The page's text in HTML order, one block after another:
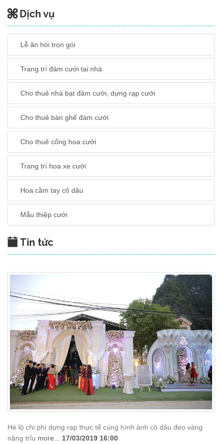
Dịch vụ
Lễ ăn hỏi trọn gói
Trang trí đám cưới tại nhà
Cho thuê nhà bạt đám cưới, dựng rạp cưới
Cho thuê bàn ghế đám cưới
Cho thuê cổng hoa cưới
Trang trí hoa xe cưới
Hoa cầm tay cô dâu
Mẫu thiệp cưới
Tin tức
Hé lộ chi phí dựng rạp thực tế cùng hình ảnh cô dâu đeo vàng
nặng trĩu more... 17/03/2019 16:00